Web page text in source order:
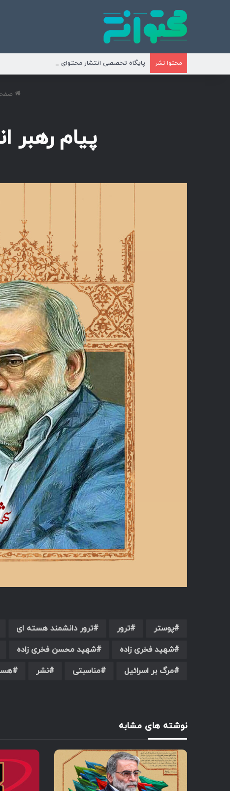
محتوا نشر پایگاه تخصصی انتشار محتوای مناسبتی و موضوعی
پیام رهبر
پوستر ترور ترور دانشمند هسته ای
شهید فخری زاده
شهید محسن فخری زاده
مرگ بر اسرائیل
مناسبتی نشر
نوشته های مشابه